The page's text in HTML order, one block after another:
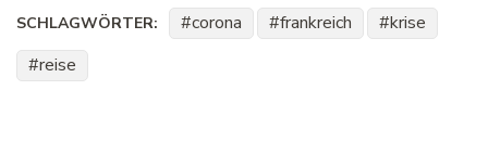
SCHLAGWÖRTER: corona frankreich
krise
reise